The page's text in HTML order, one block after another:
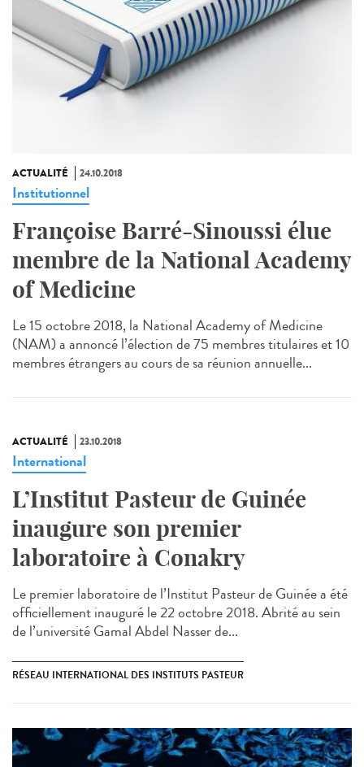
ACTUALITÉ 24.10.2018
Institutionnel
Françoise Barré-Sinoussi élue
membre de la National Academy
of Medicine
Le 15 octobre 2018, la National Academy of Medicine
(NAM) a annoncé l’élection de 75 membres titulaires et 10
membres étrangers au cours de sa réunion annuelle...
ACTUALITÉ 23.10.2018
International
L’Institut Pasteur de Guinée
inaugure son premier
laboratoire à Conakry
Le premier laboratoire de l’Institut Pasteur de Guinée a été
officiellement inauguré le 22 octobre 2018. Abrité au sein
de l’université Gamal Abdel Nasser de...
RÉSEAU INTERNATIONAL DES INSTITUTS PASTEUR